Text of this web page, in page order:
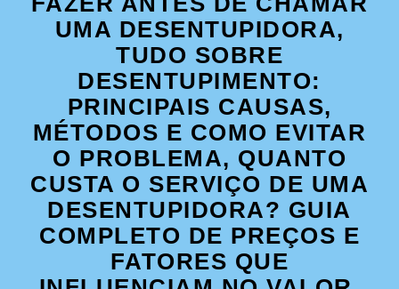
UMA DESENTUPIDORA,
TUDO SOBRE
DESENTUPIMENTO:
PRINCIPAIS CAUSAS,
MÉTODOS E COMO EVITAR
O PROBLEMA, QUANTO
CUSTA O SERVIÇO DE UMA
DESENTUPIDORA? GUIA
COMPLETO DE PREÇOS E
FATORES QUE